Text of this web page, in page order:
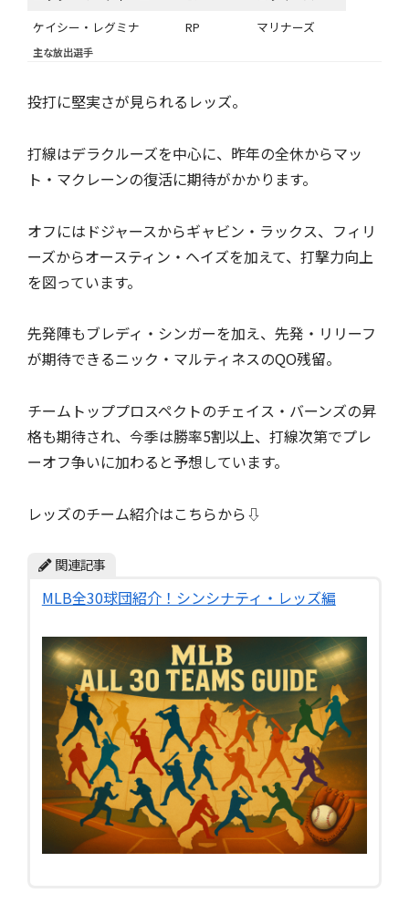
ケイシー・レグミナ
RP マリナーズ
主な放出選手
投打に堅実さが見られるレッズ。
打線はデラクルーズを中心に、昨年の全休からマッ
ト・マクレーンの復活に期待がかかります。
オフにはドジャースからギャビン・ラックス、フィリ
ーズからオースティン・ヘイズを加えて、打撃力向上
を図っています。
先発陣もブレディ・シンガーを加え、先発・リリーフ
が期待できるニック・マルティネスのQO残留。
チームトッププロスペクトのチェイス・バーンズの昇
格も期待され、今季は勝率5割以上、打線次第でプレ
ーオフ争いに加わると予想しています。
レッズのチーム紹介はこちらから⇩
関連記事
MLB全30球団紹介！シンシナティ・レッズ編